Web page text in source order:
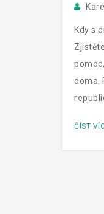
Kdy s
doma.
ČÍST